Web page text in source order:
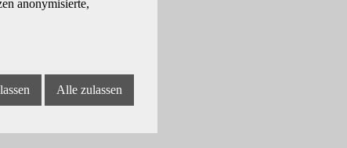
anonymisierte,
Alle zulassen